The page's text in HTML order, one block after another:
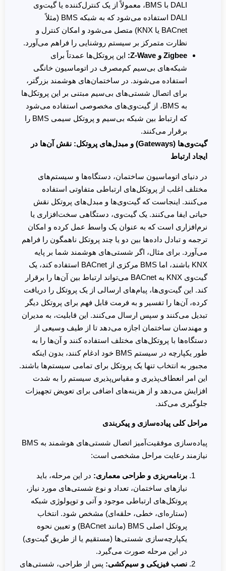
DALI با BMS، معمولاً از یک کنترل‌کننده یا گیت‌وی
DALI استفاده می‌شود که به شبکه BMS (مثلاً
BACnet یا KNX) متصل می‌شود و امکان کنترل و
نظارت متمرکز بر سیستم روشنایی را فراهم می‌آورد.
Zigbee و Z-Wave:
این پروتکل‌ها عمدتاً برای
شبکه‌های بی‌سیم کم‌مصرف در اتوماسیون خانگی
استفاده می‌شوند. در ساختمان‌های هوشمند بزرگتر،
برای اتصال شستی‌های بی‌سیم مبتنی بر این پروتکل‌ها
به BMS، از گیت‌وی‌های مخصوصی استفاده می‌شود
که ارتباط بین شبکه بی‌سیم و پروتکل سیمی BMS را
برقرار می‌کنند.
گیت‌وی‌ها (Gateways)
و مبدل‌های پروتکل: نقش آن‌ها در
ایجاد ارتباط
در دنیای اتوماسیون ساختمان، دستگاه‌ها و سیستم‌های
مختلف اغلب از پروتکل‌های ارتباطی متفاوتی استفاده
می‌کنند. اینجاست که گیت‌وی‌ها و مبدل‌های پروتکل نقش
حیاتی ایفا می‌کنند. یک گیت‌وی، دستگاهی سخت‌افزاری یا
نرم‌افزاری است که به عنوان یک واسط عمل کرده و امکان
ترجمه و تبادل داده‌ها بین دو یا چند پروتکل ناهمگون را فراهم
می‌آورد. برای مثال، اگر شستی‌های هوشمند شما بر پایه
KNX باشند، اما BMS مرکزی از BACnet استفاده کند، یک
گیت‌وی KNX به BACnet می‌تواند ارتباط بین آن‌ها را برقرار
کند. این گیت‌وی‌ها، پیام‌های ارسالی از یک پروتکل را دریافت
کرده، آن‌ها را تفسیر و به فرمت قابل فهم برای پروتکل دیگر
تبدیل می‌کنند و سپس ارسال می‌کنند. این قابلیت، به مدیران
و مهندسان ساختمان اجازه می‌دهد تا از طیف وسیعی از
دستگاه‌ها با پروتکل‌های مختلف استفاده کنند و آن‌ها را به
طور یکپارچه در سیستم BMS خود ادغام کنند، بدون اینکه
مجبور به انتخاب تنها یک پروتکل برای تمامی سیستم‌ها باشند.
این امر انعطاف‌پذیری و مقیاس‌پذیری سیستم را به شدت
افزایش می‌دهد و از هزینه‌های اضافی برای تعویض تجهیزات
جلوگیری می‌کند.
مراحل کلی پیاده‌سازی و پیکربندی
پیاده‌سازی موفقیت‌آمیز اتصال شستی‌های هوشمند به BMS
نیازمند رعایت مراحل مشخصی است:
برنامه‌ریزی و طراحی معماری: در این مرحله، باید
نیازهای ساختمان، تعداد و نوع شستی‌های مورد نیاز،
پروتکل‌های ارتباطی موجود و آتی و توپولوژی شبکه
(ستاره‌ای، خطی، حلقه‌ای) مشخص شود. انتخاب
پروتکل اصلی BMS (مانند BACnet) و تعیین نحوه
یکپارچه‌سازی شستی‌ها (مستقیم یا از طریق گیت‌وی)
در این مرحله صورت می‌گیرد.
نصب فیزیکی و سیم‌کشی: پس از طراحی، شستی‌های